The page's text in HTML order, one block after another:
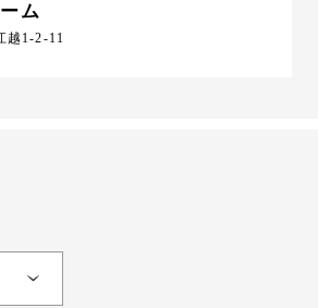
ム
越1-2-11